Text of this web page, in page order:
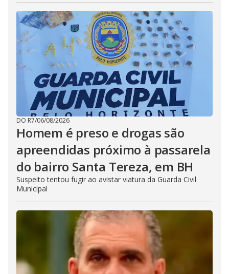
DO R7/06/08/2026
Homem é preso e drogas são
apreendidas próximo à passarela
do bairro Santa Tereza, em BH
Suspeito tentou fugir ao avistar viatura da Guarda Civil
Municipal